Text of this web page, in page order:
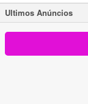
Ultimos Anúncios